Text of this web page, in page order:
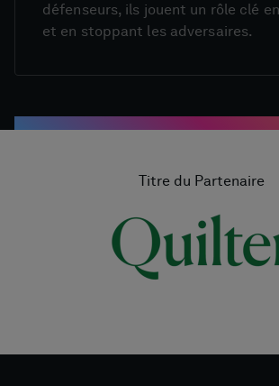
défenseurs, ils jouent un rôle clé
et en stoppant les adversaires.
Titre du Partenaire